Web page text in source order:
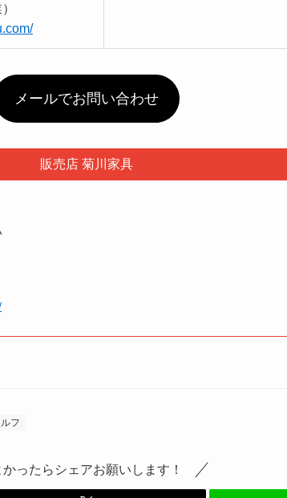
メールでお問い合わせ
販売店 菊川家具
フ
かったらシェアお願いします！